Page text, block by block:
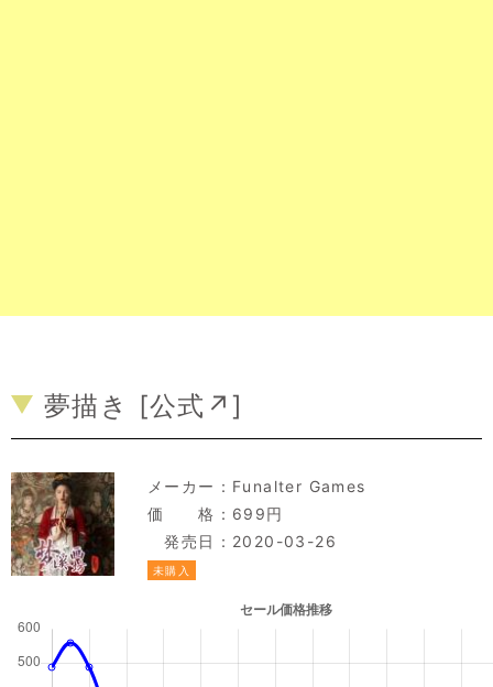
夢描き [公式↗]
メーカー： Funalter Games
価 格：699円
発売日：2020-03-26
未購入